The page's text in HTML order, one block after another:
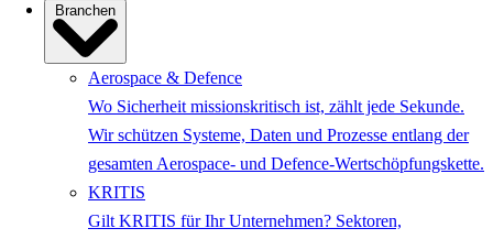
Branchen
Aerospace & Defence
Wo Sicherheit missionskritisch ist, zählt jede Sekunde.
Wir schützen Systeme, Daten und Prozesse entlang der
gesamten Aerospace- und Defence-Wertschöpfungskette.
KRITIS
Gilt KRITIS für Ihr Unternehmen? Sektoren,